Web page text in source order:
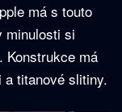
má s touto
minulosti si
má
titanové slitiny.